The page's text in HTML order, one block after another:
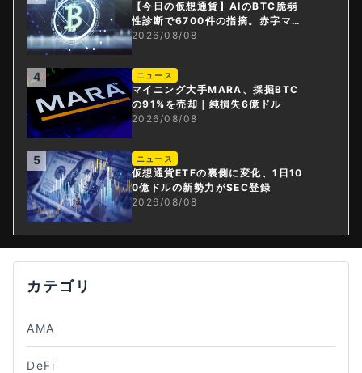
【今日の仮想通貨】AIのBTC脆弱
性診断で6700件の指摘。赤字マイ
ニング企業はAIに賭ける
2026/08/08
4 ニュース
マイニング大手MARA、採掘BTC
の91%を売却｜純損失6億ドル
2026/08/08
5 ニュース
仮想通貨ETFの裏側に変化、1日10
0億ドルの新勢力がSEC登録
2026/08/08
カテゴリ
AMA
DeFi